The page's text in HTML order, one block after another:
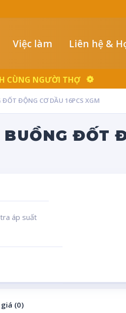
Việc làm Liên hệ &
CÙNG NGƯỜI THỢ
ĐỘNG CƠ DẦU 16PCS XGM
ĐỐT
áp suất
(0)